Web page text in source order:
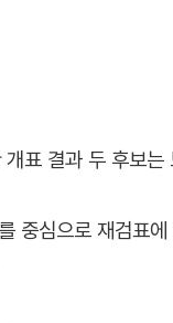
개표 결과 두 후보
중심으로 재검표